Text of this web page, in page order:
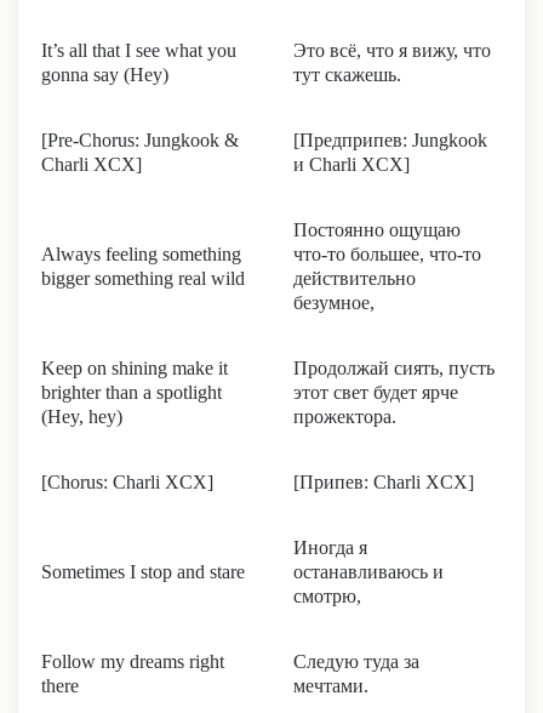
It’s all that I see what you
gonna say (Hey)
Это всё, что я вижу, что
тут скажешь.
[Pre-Chorus: Jungkook &
Charli XCX]
[Предприпев: Jungkook
и Charli XCX]
Always feeling something
bigger something real wild
Постоянно ощущаю
что-то большее, что-то
действительно
безумное,
Keep on shining make it
brighter than a spotlight
(Hey, hey)
Продолжай сиять, пусть
этот свет будет ярче
прожектора.
[Chorus: Charli XCX] [Припев: Charli XCX]
Sometimes I stop and stare
Иногда я
останавливаюсь и
смотрю,
Follow my dreams right
there
Следую туда за
мечтами.